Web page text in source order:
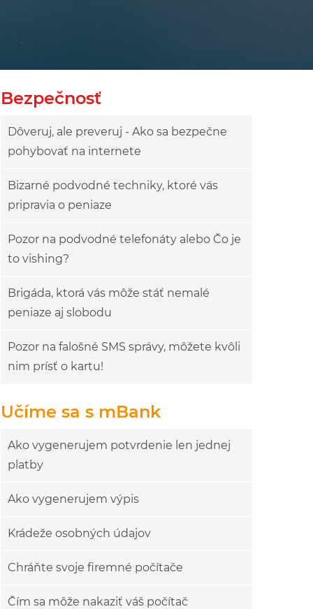
Bezpečnosť
Dôveruj, ale preveruj - Ako sa bezpečne
pohybovať na internete
Bizarné podvodné techniky, ktoré vás
pripravia o peniaze
Pozor na podvodné telefonáty alebo Čo je
to vishing?
Brigáda, ktorá vás môže stáť nemalé
peniaze aj slobodu
Pozor na falošné SMS správy, môžete kvôli
nim prísť o kartu!
Učíme sa s mBank
Ako vygenerujem potvrdenie len jednej
platby
Ako vygenerujem výpis
Krádeže osobných údajov
Chráňte svoje firemné počítače
Čím sa môže nakaziť váš počítač